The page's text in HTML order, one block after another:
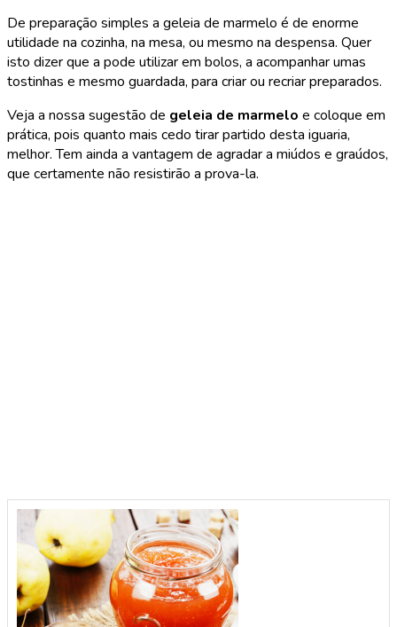
De preparação simples a geleia de marmelo é de enorme
utilidade na cozinha, na mesa, ou mesmo na despensa. Quer
isto dizer que a pode utilizar em bolos, a acompanhar umas
tostinhas e mesmo guardada, para criar ou recriar preparados.
Veja a nossa sugestão de geleia de marmelo e coloque em
prática, pois quanto mais cedo tirar partido desta iguaria,
melhor. Tem ainda a vantagem de agradar a miúdos e graúdos,
que certamente não resistirão a prova-la.